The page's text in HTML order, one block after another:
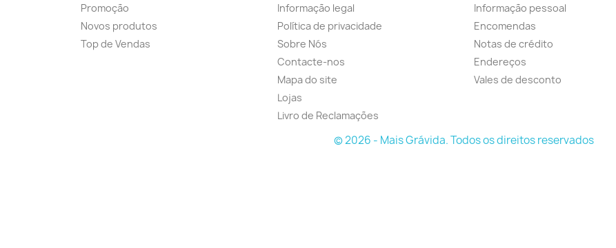
Promoção
Novos produtos
Top de Vendas
Informação legal
Política de privacidade
Sobre Nós
Contacte-nos
Mapa do site
Lojas
Livro de Reclamações
Informação pessoal
Encomendas
Notas de crédito
Endereços
Vales de desconto
© 2026 - Mais Grávida. Todos os direitos reservados